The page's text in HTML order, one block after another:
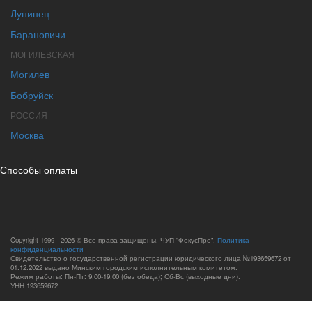
Лунинец
Барановичи
МОГИЛЕВСКАЯ
Могилев
Бобруйск
РОССИЯ
Москва
Способы оплаты
Copyright 1999 - 2026 © Все права защищены. ЧУП "ФокусПро". Политика
конфиденциальности
Свидетельство о государственной регистрации юридического лица №193659672 от
01.12.2022 выдано Минским городским исполнительным комитетом.
Режим работы: Пн-Пт: 9.00-19.00 (без обеда); Сб-Вс (выходные дни).
УНН 193659672